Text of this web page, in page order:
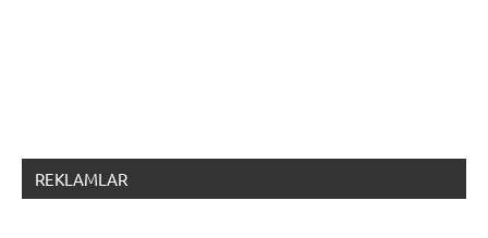
REKLAMLAR